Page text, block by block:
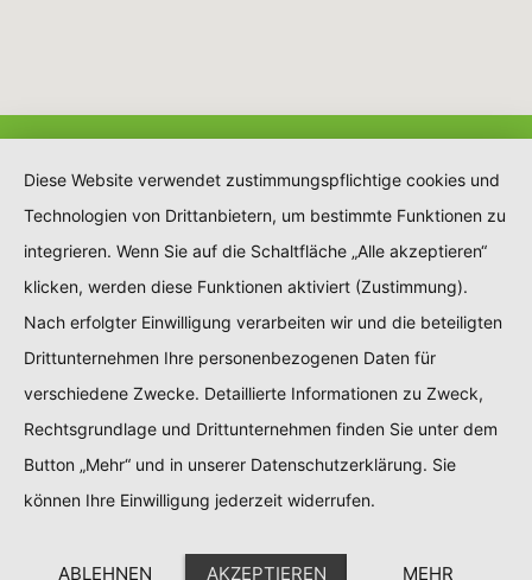
Diese Website verwendet zustimmungspflichtige cookies und
Technologien von Drittanbietern, um bestimmte Funktionen zu
integrieren. Wenn Sie auf die Schaltfläche „Alle akzeptieren“
klicken, werden diese Funktionen aktiviert (Zustimmung).
Nach erfolgter Einwilligung verarbeiten wir und die beteiligten
Drittunternehmen Ihre personenbezogenen Daten für
verschiedene Zwecke. Detaillierte Informationen zu Zweck,
Rechtsgrundlage und Drittunternehmen finden Sie unter dem
Button „Mehr“ und in unserer Datenschutzerklärung. Sie
können Ihre Einwilligung jederzeit widerrufen.
ABLEHNEN AKZEPTIEREN MEHR